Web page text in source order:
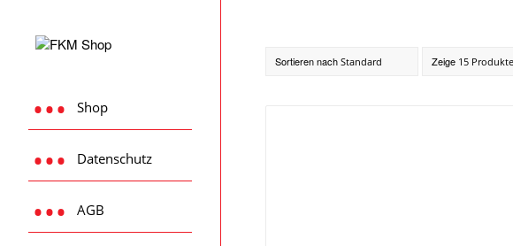
Shop
Datenschutz
AGB
Sortieren nach Standard Zeige 15